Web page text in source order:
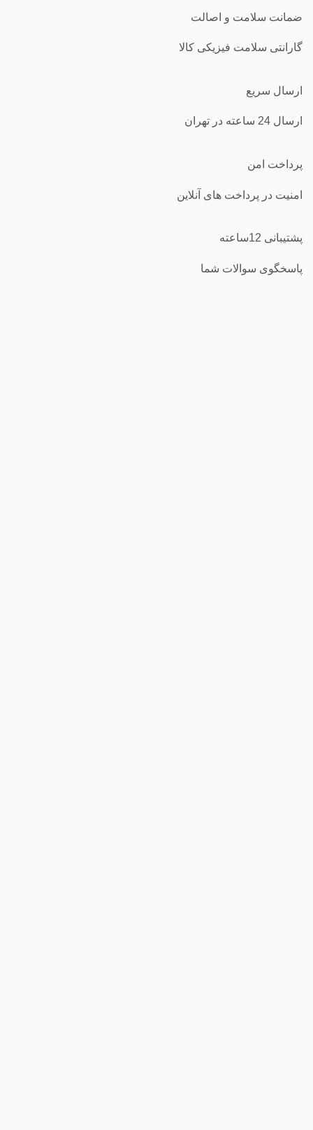
ضمانت سلامت و اصالت
گارانتی سلامت فیزیکی کالا
ارسال سریع
ارسال 24 ساعته در تهران
پرداخت امن
امنیت در پرداخت های آنلاین
پشتیبانی 12ساعته
پاسخگوی سوالات شما